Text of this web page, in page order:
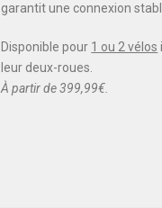
garantit une connexion
Disponible pour 1 ou 2 vélos
leur deux-roues.
À partir de 399,99€.